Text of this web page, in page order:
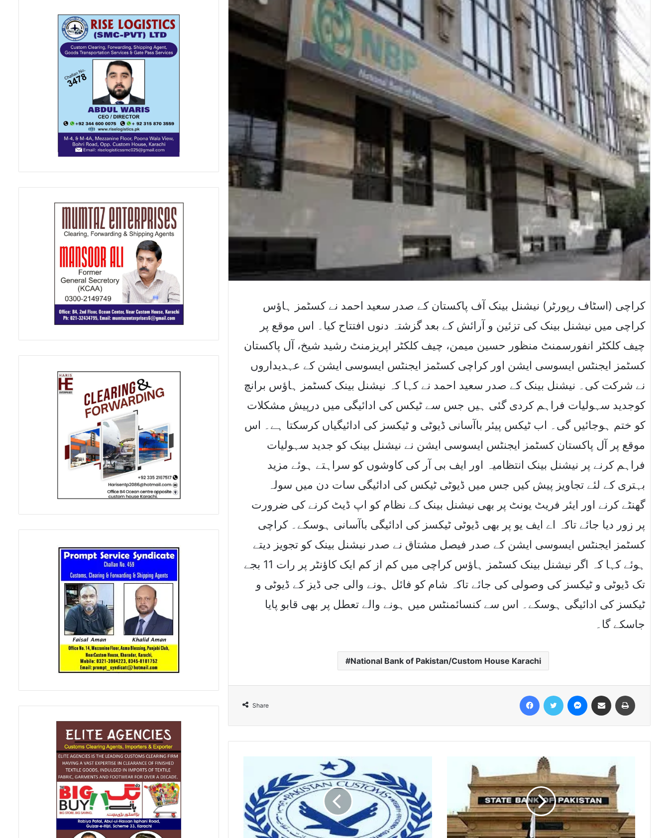
کراچی (اسٹاف رپورٹر) نیشنل بینک آف پاکستان کے صدر سعید احمد نے کسٹمز ہاﺅس
کراچی میں نیشنل بینک کی تزئین و آرائش کے بعد گزشتہ دنوں افتتاح کیا۔ اس موقع پر
چیف کلکٹر انفورسمنٹ منظور حسین میمن، چیف کلکٹر اپریزمنٹ رشید شیخ، آل پاکستان
کسٹمز ایجنٹس ایسوسی ایشن اور کراچی کسٹمز ایجنٹس ایسوسی ایشن کے عہدیداروں
نے شرکت کی۔ نیشنل بینک کے صدر سعید احمد نے کہا کہ نیشنل بینک کسٹمز ہاﺅس برانچ
کوجدید سہولیات فراہم کردی گئی ہیں جس سے ٹیکس کی ادائیگی میں درپیش مشکلات
کو ختم ہوجائیں گی۔ اب ٹیکس پیئر باآسانی ڈیوٹی و ٹیکسز کی ادائیگیاں کرسکتا ہے۔ اس
موقع پر آل پاکستان کسٹمز ایجنٹس ایسوسی ایشن نے نیشنل بینک کو جدید سہولیات
فراہم کرنے پر نیشنل بینک انتظامیہ اور ایف بی آر کی کاوشوں کو سراہتے ہوئے مزید
بہتری کے لئے تجاویز پیش کیں جس میں ڈیوٹی ٹیکس کی ادائیگی سات دن میں سولہ
گھنٹے کرنے اور ایئر فریٹ یونٹ پر بھی نیشنل بینک کے نظام کو اپ ڈیٹ کرنے کی ضرورت
پر زور دیا جائے تاکہ اے ایف یو پر بھی ڈیوٹی ٹیکسز کی ادائیگی باآسانی ہوسکے۔ کراچی
کسٹمز ایجنٹس ایسوسی ایشن کے صدر فیصل مشتاق نے صدر نیشنل بینک کو تجویز دیتے
ہوئے کہا کہ اگر نیشنل بینک کسٹمز ہاﺅس کراچی میں کم از کم ایک کاﺅنٹر پر رات 11 بجے
تک ڈیوٹی و ٹیکسز کی وصولی کی جائے تاکہ شام کو فائل ہونے والی جی ڈیز کے ڈیوٹی و
ٹیکسز کی ادائیگی ہوسکے۔ اس سے کنسائمنٹس میں ہونے والے تعطل پر بھی قابو پایا
جاسکے گا۔
National Bank of Pakistan/Custom House Karachi
Share